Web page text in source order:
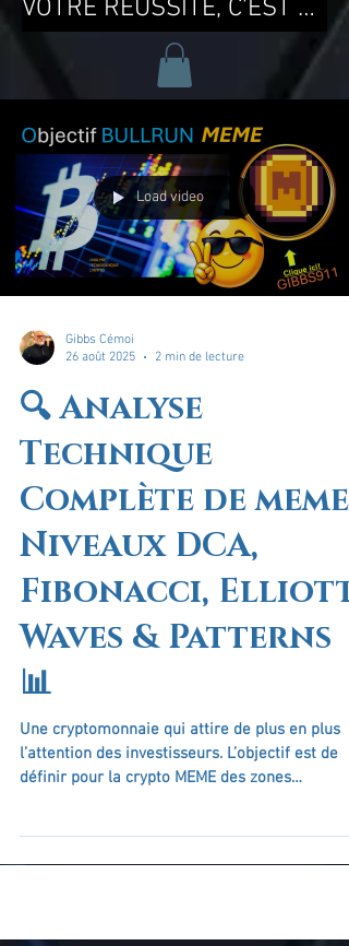
VOTRE REUSSITE, C'EST MA REUSSITE !
Load video
Gibbs Cémoi
26 août 2025
2 min de lecture
🔍 Analyse
Technique
Complète de meme |
Niveaux DCA,
Fibonacci, Elliott
Waves & Patterns
📊
Une cryptomonnaie qui attire de plus en plus
l’attention des investisseurs. L’objectif est de
définir pour la crypto MEME des zones